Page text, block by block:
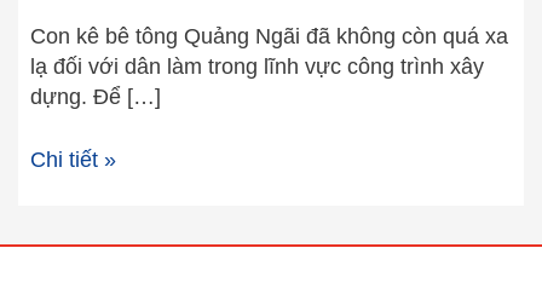
Con kê bê tông Quảng Ngãi đã không còn quá xa
lạ đối với dân làm trong lĩnh vực công trình xây
dựng. Để […]
Chi tiết »